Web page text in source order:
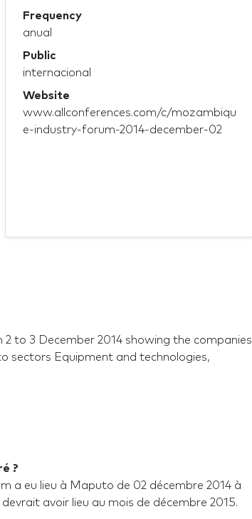
Frequency
anual
Public
internacional
Website
www.allconferences.com/c/mozambiqu
e-industry-forum-2014-december-02
to 3 December 2014 showing the companies
sectors Equipment and technologies,
?
a eu lieu à Maputo de 02 décembre 2014 à
avoir lieu au mois de décembre 2015.